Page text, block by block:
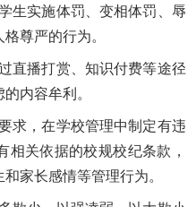
生实施体罚、变相体罚、辱
尊严的行为。
直播打赏、知识付费等途径
内容牟利。
求，在学校管理中制定有违
相关依据的校规校纪条款，
家长感情等管理行为。